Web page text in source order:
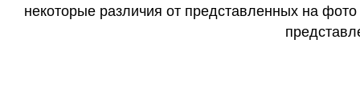
некоторые различия от представленных на